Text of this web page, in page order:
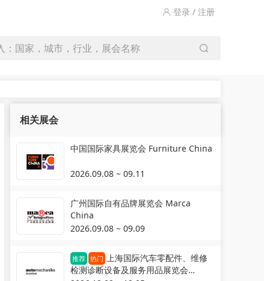
登录 / 注册
：国家，城市，行业，展会名称
相关展会
中国国际家具展览会 Furniture China
2026.09.08 ~ 09.11
广州国际自有品牌展览会 Marca
China
2026.09.08 ~ 09.09
推荐 热门 上海国际汽车零配件、维修
检测诊断设备及服务用品展览会